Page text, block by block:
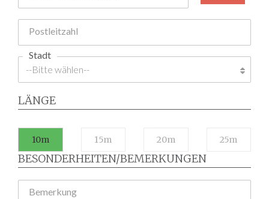
Postleitzahl
Stadt
LÄNGE
10m 15m 20m 25m
BESONDERHEITEN/BEMERKUNGEN
Bemerkung